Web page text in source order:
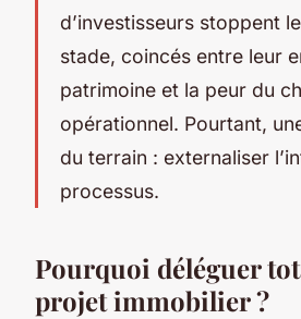
d’investisseurs stoppent
stade, coincés entre leur
patrimoine et la peur du
opérationnel. Pourtant,
du terrain : externaliser
processus.
Pourquoi déléguer
projet immobilier ?